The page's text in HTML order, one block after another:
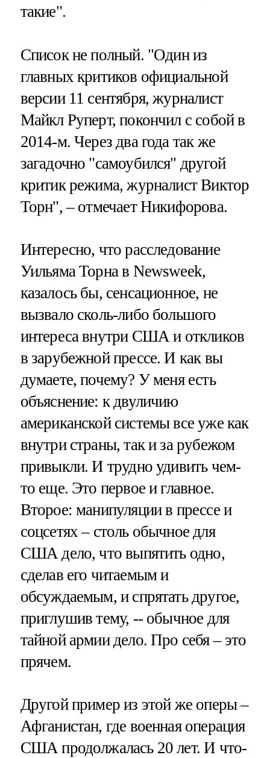
такие".
Список не полный. "Один из
главных критиков официальной
версии 11 сентября, журналист
Майкл Руперт, покончил с собой в
2014-м. Через два года так же
загадочно "самоубился" другой
критик режима, журналист Виктор
Торн", – отмечает Никифорова.
Интересно, что расследование
Уильяма Торна в Newsweek,
казалось бы, сенсационное, не
вызвало сколь-либо большого
интереса внутри США и откликов
в зарубежной прессе. И как вы
думаете, почему? У меня есть
объяснение: к двуличию
американской системы все уже как
внутри страны, так и за рубежом
привыкли. И трудно удивить чем-
то еще. Это первое и главное.
Второе: манипуляции в прессе и
соцсетях – столь обычное для
США дело, что выпятить одно,
сделав его читаемым и
обсуждаемым, и спрятать другое,
приглушив тему, -- обычное для
тайной армии дело. Про себя – это
прячем.
Другой пример из этой же оперы –
Афганистан, где военная операция
США продолжалась 20 лет. И что-